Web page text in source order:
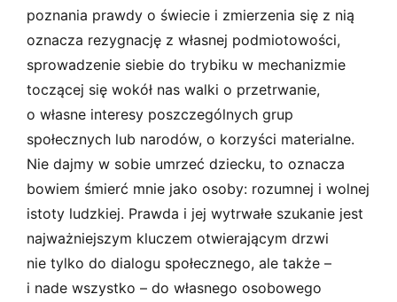
poznania prawdy o świecie i zmierzenia się z nią
oznacza rezygnację z własnej podmiotowości,
sprowadzenie siebie do trybiku w mechanizmie
toczącej się wokół nas walki o przetrwanie,
o własne interesy poszczególnych grup
społecznych lub narodów, o korzyści materialne.
Nie dajmy w sobie umrzeć dziecku, to oznacza
bowiem śmierć mnie jako osoby: rozumnej i wolnej
istoty ludzkiej. Prawda i jej wytrwałe szukanie jest
najważniejszym kluczem otwierającym drzwi
nie tylko do dialogu społecznego, ale także –
i nade wszystko – do własnego osobowego